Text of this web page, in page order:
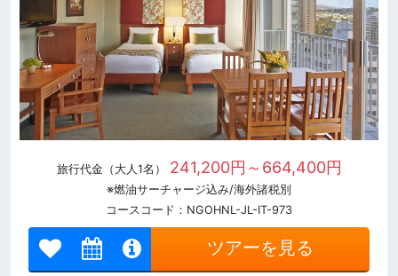
旅行代金（大人1名） 241,200円～664,400円
※燃油サーチャージ込み/海外諸税別
コースコード：NGOHNL-JL-IT-973
ツアーを見る